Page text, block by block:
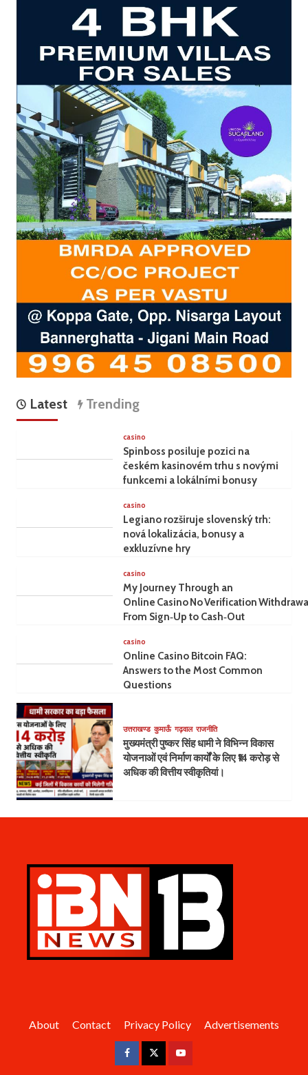
Latest Trending
casino
Spinboss posiluje pozici na
českém kasinovém trhu s novými
funkcemi a lokálními bonusy
casino
Legiano rozširuje slovenský trh:
nová lokalizácia, bonusy a
exkluzívne hry
casino
My Journey Through an
Online Casino No Verification
From Sign‑Up to Cash‑Out
casino
Online Casino Bitcoin FAQ:
Answers to the Most Common
Questions
उत्तराखण्ड कुमाऊँ गढ़वाल राजनीति
मुख्यमंत्री पुष्कर सिंह धामी ने विभिन्न विकास
योजनाओं एवं निर्माण कार्यों के लिए ₹14 करोड़ से
अधिक की वित्तीय स्वीकृतियां।
About Contact Privacy Policy Advertisements
FacebookTwitterYoutube